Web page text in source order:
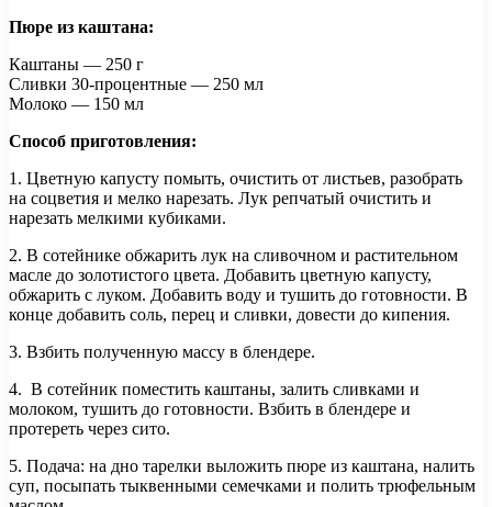
Пюре из каштана:
Каштаны — 250 г
Сливки 30-процентные — 250 мл
Молоко — 150 мл
Способ приготовления:
1. Цветную капусту помыть, очистить от листьев, разобрать
на соцветия и мелко нарезать. Лук репчатый очистить и
нарезать мелкими кубиками.
2. В сотейнике обжарить лук на сливочном и растительном
масле до золотистого цвета. Добавить цветную капусту,
обжарить с луком. Добавить воду и тушить до готовности. В
конце добавить соль, перец и сливки, довести до кипения.
3. Взбить полученную массу в блендере.
4. В сотейник поместить каштаны, залить сливками и
молоком, тушить до готовности. Взбить в блендере и
протереть через сито.
5. Подача: на дно тарелки выложить пюре из каштана, налить
суп, посыпать тыквенными семечками и полить трюфельным